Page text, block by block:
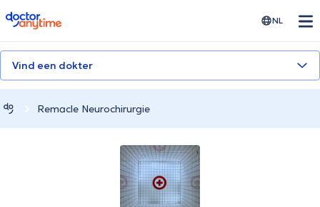
doctoranytime NL
Vind een dokter
Remacle Neurochirurgie